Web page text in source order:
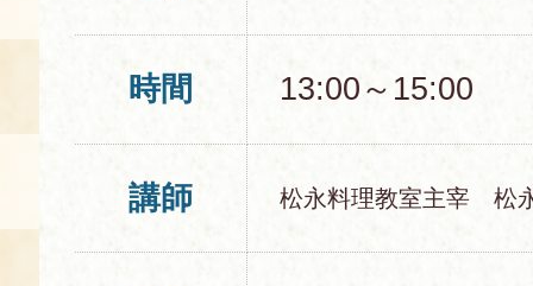
時間 13:00～15:00
講師 松永料理教室主宰 松